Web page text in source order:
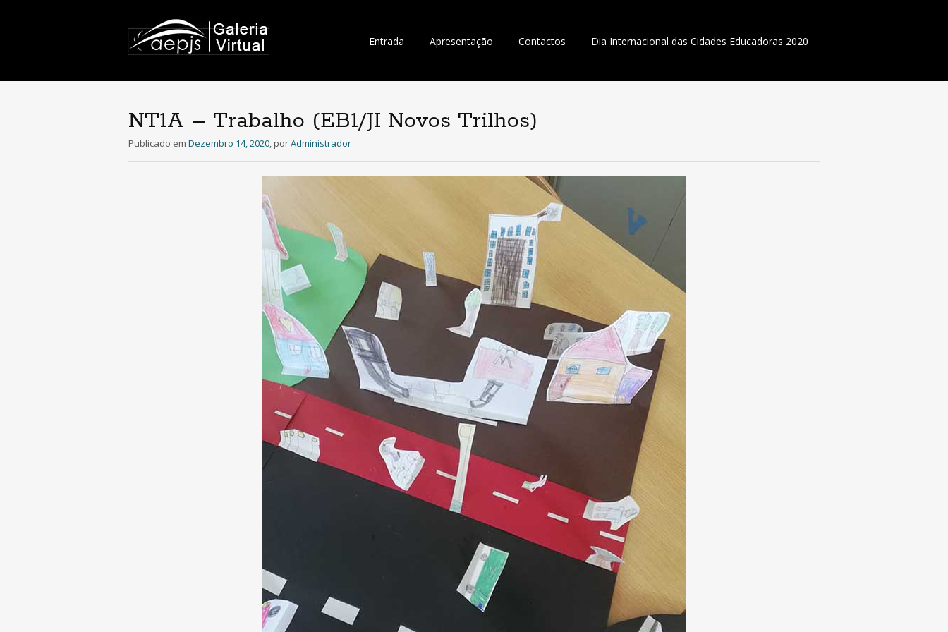
Saltar
conteúdo
Entrada Apresentação Contactos Dia Internacional das Cidades Educadoras 2020
NT1A – Trabalho (EB1/JI Novos Trilhos)
Publicado em Dezembro 14, 2020, porAdministrador